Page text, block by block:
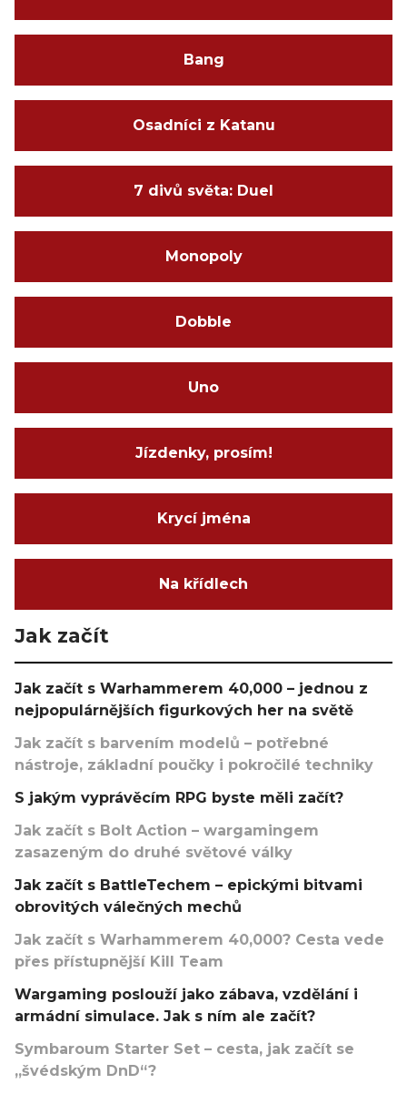
Bang
Osadníci z Katanu
7 divů světa: Duel
Monopoly
Dobble
Uno
Jízdenky, prosím!
Krycí jména
Na křídlech
Jak začít
Jak začít s Warhammerem 40,000 – jednou z
nejpopulárnějších figurkových her na světě
Jak začít s barvením modelů – potřebné
nástroje, základní poučky i pokročilé techniky
S jakým vyprávěcím RPG byste měli začít?
Jak začít s Bolt Action – wargamingem
zasazeným do druhé světové války
Jak začít s BattleTechem – epickými bitvami
obrovitých válečných mechů
Jak začít s Warhammerem 40,000? Cesta vede
přes přístupnější Kill Team
Wargaming poslouží jako zábava, vzdělání i
armádní simulace. Jak s ním ale začít?
Symbaroum Starter Set – cesta, jak začít se
„švédským DnD“?